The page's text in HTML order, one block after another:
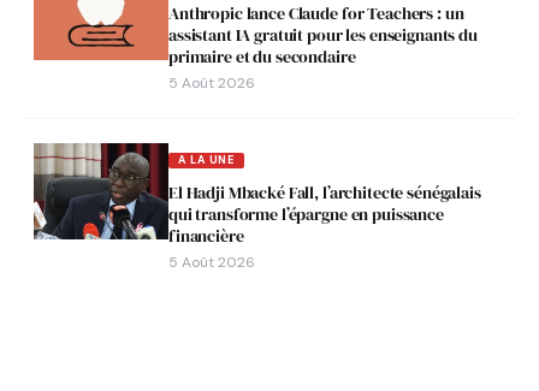
Anthropic lance Claude for Teachers : un
assistant IA gratuit pour les enseignants du
primaire et du secondaire
5 Août 2026
A LA UNE
El Hadji Mbacké Fall, l’architecte sénégalais
qui transforme l’épargne en puissance
financière
5 Août 2026